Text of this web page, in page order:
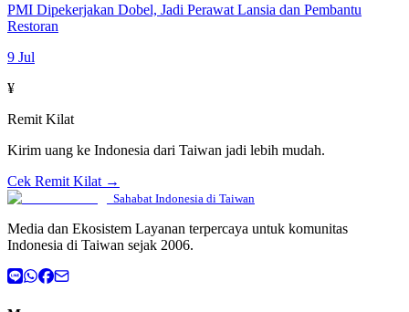
PMI Dipekerjakan Dobel, Jadi Perawat Lansia dan Pembantu
Restoran
9 Jul
¥
Remit Kilat
Kirim uang ke Indonesia dari Taiwan jadi lebih mudah.
Cek Remit Kilat →
Sahabat Indonesia di Taiwan
Media dan Ekosistem Layanan terpercaya untuk komunitas
Indonesia di Taiwan sejak 2006.